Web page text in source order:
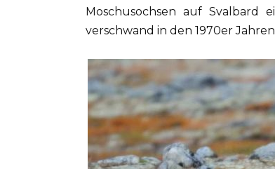
Moschusochsen auf Svalbard
verschwand in den 1970er